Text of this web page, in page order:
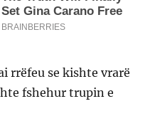
rrëfeu se kishte vrarë
fshehur trupin e